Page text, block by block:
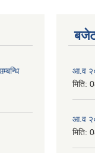
आ.व
मिति:
आ.व
मिति: